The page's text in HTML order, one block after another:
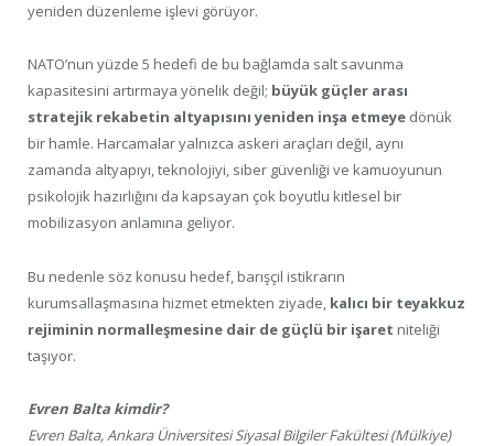
yeniden düzenleme işlevi görüyor.
NATO’nun yüzde 5 hedefi de bu bağlamda salt savunma
kapasitesini artırmaya yönelik değil; büyük güçler arası
stratejik rekabetin altyapısını yeniden inşa etmeye dönük
bir hamle. Harcamalar yalnızca askeri araçları değil, aynı
zamanda altyapıyı, teknolojiyi, siber güvenliği ve kamuoyunun
psikolojik hazırlığını da kapsayan çok boyutlu kitlesel bir
mobilizasyon anlamına geliyor.
Bu nedenle söz konusu hedef, barışçıl istikrarın
kurumsallaşmasına hizmet etmekten ziyade, kalıcı bir teyakkuz
rejiminin normalleşmesine dair de güçlü bir işaret niteliği
taşıyor.
Evren Balta kimdir?
Evren Balta, Ankara Üniversitesi Siyasal Bilgiler Fakültesi (Mülkiye)